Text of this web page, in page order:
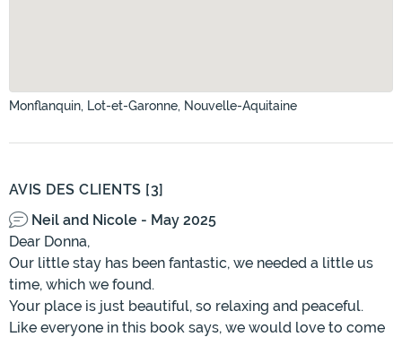
Monflanquin, Lot-et-Garonne, Nouvelle-Aquitaine
AVIS DES CLIENTS [3]
Neil and Nicole - May 2025
Dear Donna,
Our little stay has been fantastic, we needed a little us
time, which we found.
Your place is just beautiful, so relaxing and peaceful.
Like everyone in this book says, we would love to come